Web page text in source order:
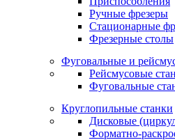
Ручные фрезеры
Стационарные
Фрезерные столы
Фуговальные и
Рейсмусовые
Фуговальные
Круглопильные станки
Дисковые
Форматно-